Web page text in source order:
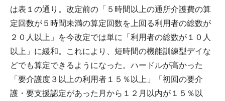
は表１の通り。改定前の「５時間以上の通所介護費の算
定回数が５時間未満の算定回数を上回る利用者の総数が
２０人以上」を今改定では単に「利用者の総数が１０人
以上」に緩和。これにより、短時間の機能訓練型デイな
どでも算定できるようになった。ハードルが高かった
「要介護度３以上の利用者１５％以上」「初回の要介
護・要支援認定があった月から１２月以内が１５％以